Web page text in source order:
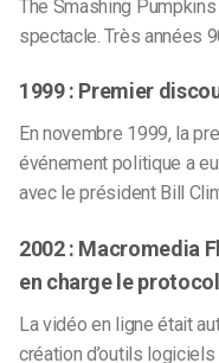
The Smashing
spectacle. Très années
1999 : Premier
En novembre 1999, la
événement politique a
avec le président Bill
2002 : Macromedia
en charge le
La vidéo en ligne était
création d’outils